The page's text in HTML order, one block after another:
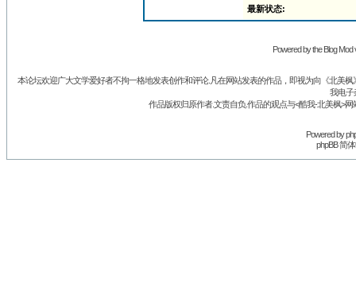
最新状态:
Powered by the Blog
本论坛欢迎广大文学爱好者不拘一格地发表创作和评论.凡在网站发表的作品，即视为向《北美
我电子
作品版权归原作者.文责自负.作品的观点与<酷我-北美枫>
Powered by
phpBB 简